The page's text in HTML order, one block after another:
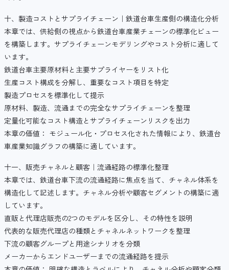
十、製造コストとサプライチェーン｜鉄道台車生産側の構造化分析
本章では、供給側の視点から鉄道台車産業チェーンの標準化ビュー
を構築します。サプライチェーンモデリングやコスト分析に適して
います。
鉄道台車主要原材料と主要サプライヤーをリスト化
生産コスト構成を分解し、重要なコスト項目を特定
製造プロセスを標準化して提示
原材料、製造、流通までの完全なサプライチェーンを整理
定量化可能なコスト構造とサプライチェーンリスクを出力
本章の価値： モジュール化・プロセス化された情報により、鉄道台
車産業知識グラフの構築に適しています。
十一、販売チャネルと顧客｜流通経路の標準化整理
本章では、鉄道台車下流の流通経路に焦点を当て、チャネル体系を
構造化して記述します。チャネル分析や顧客セグメントの構築に適
しています。
直販と代理店販売の2つのモデルを区分し、その特性を説明
代表的な販売代理店の種類とチャネルネットワークを整理
下流の顧客グループと用途シナリオを分類
メーカーからエンドユーザーまでの流通経路を提示